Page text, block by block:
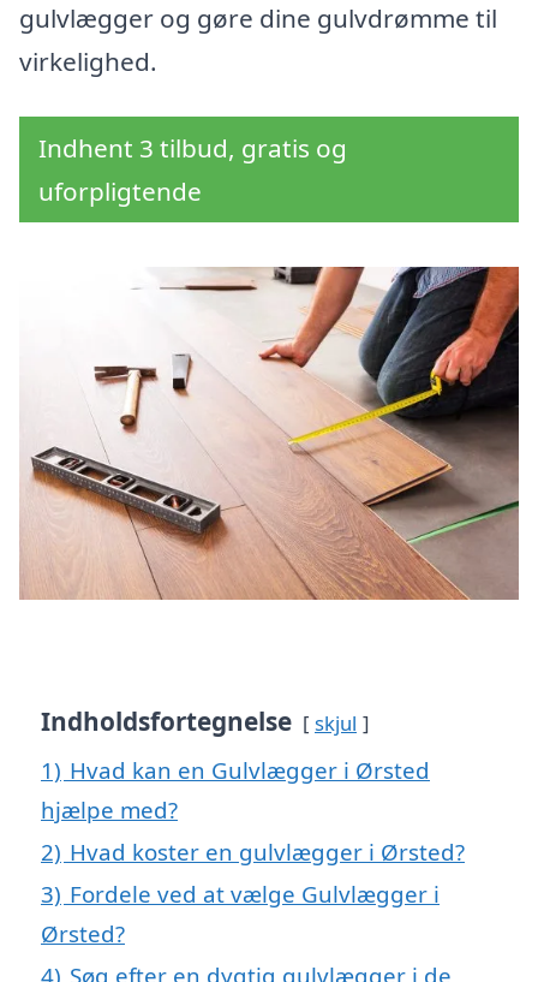
gulvlægger og gøre dine gulvdrømme til
virkelighed.
Indhent 3 tilbud, gratis og
uforpligtende
Indholdsfortegnelse skjul
1) Hvad kan en Gulvlægger i Ørsted
hjælpe med?
2) Hvad koster en gulvlægger i Ørsted?
3) Fordele ved at vælge Gulvlægger i
Ørsted?
4) Søg efter en dygtig gulvlægger i de